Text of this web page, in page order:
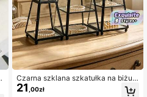
Czarna szklana szkatułka na biżut
erię w kształcie piramidy z wielowa
rstwowymi przezroczystymi szklan
21 ,00zł